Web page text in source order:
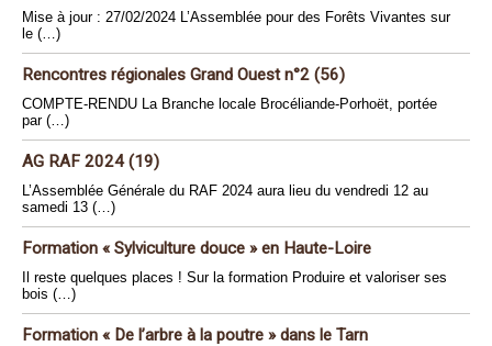
Mise à jour : 27/02/2024 L’Assemblée pour des Forêts Vivantes sur
le (…)
Rencontres régionales Grand Ouest n°2 (56)
COMPTE-RENDU La Branche locale Brocéliande-Porhoët, portée
par (…)
AG RAF 2024 (19)
L’Assemblée Générale du RAF 2024 aura lieu du vendredi 12 au
samedi 13 (…)
Formation « Sylviculture douce » en Haute-Loire
Il reste quelques places ! Sur la formation Produire et valoriser ses
bois (…)
Formation « De l’arbre à la poutre » dans le Tarn